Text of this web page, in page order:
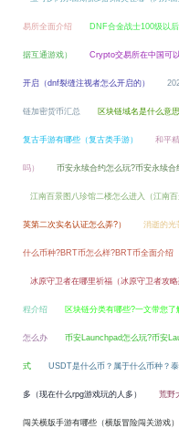
易所全面介绍 DNF合金战士100级以后
据互通游戏） Crypto交易所在中国可
开启（dnf裂缝注视者怎么开启的）
链加密货币汇总 区块链域名是什么意
复古手游有哪些（复古类手游） 和平
吗） 币安永续合约怎么玩?币安永续合
江南百景图八珍馆二楼怎么进入（江南百
英第二次实名认证怎么弄?） 消逝的光
什么币种?BRT币怎么样?BRT币全面介绍
冰原守卫者在哪里祈福（冰原守卫者攻略
程介绍 区块链分类有哪些?一文带您
怎么办 币安Launchpad怎么玩?币安
式 USDT是什么币？属于什么币种？
多（现在什么rpg游戏玩的人多） 荒野
闯关横版手游有哪些（横版冒险闯关游戏）